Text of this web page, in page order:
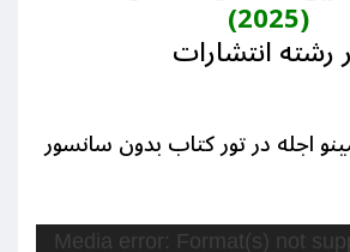
(2025)
رشته انتشارات
اجله در تور کتاب بدون سانسور
Media error: Format(s) not